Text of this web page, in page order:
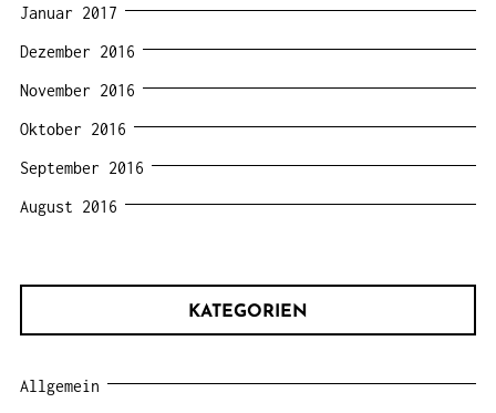
Januar 2017
Dezember 2016
November 2016
Oktober 2016
September 2016
August 2016
KATEGORIEN
Allgemein